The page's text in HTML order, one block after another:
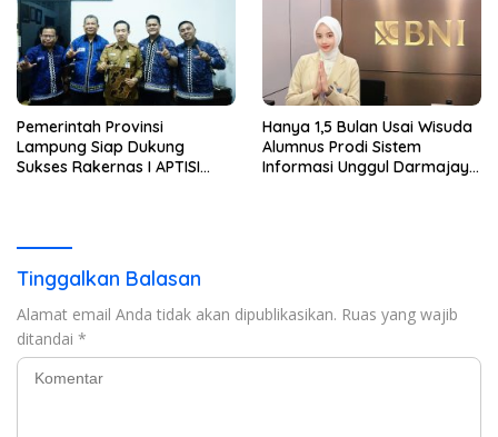
Pemerintah Provinsi
Lampung Siap Dukung
Sukses Rakernas I APTISI
Hanya 1,5 Bulan Usai Wisuda
Alumnus Prodi Sistem
Informasi Unggul Darmajaya
Tinggalkan Balasan
Alamat email Anda tidak akan dipublikasikan. Ruas yang wajib
ditandai *